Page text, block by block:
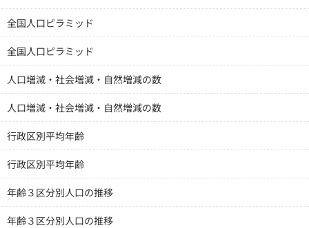
全国人口ピラミッド
全国人口ピラミッド
人口増減・社会増減・自然増減の数
人口増減・社会増減・自然増減の数
行政区別平均年齢
行政区別平均年齢
年齢３区分別人口の推移
年齢３区分別人口の推移